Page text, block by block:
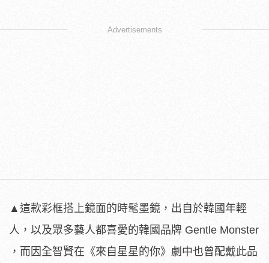
Advertisements
▲這款彩框搭上鏡面的時髦墨鏡，出自於韓國年輕
人，以及眾多藝人都喜愛的韓國品牌 Gentle Monster
，而因全智賢在《來自星星的你》劇中也曾配戴此品